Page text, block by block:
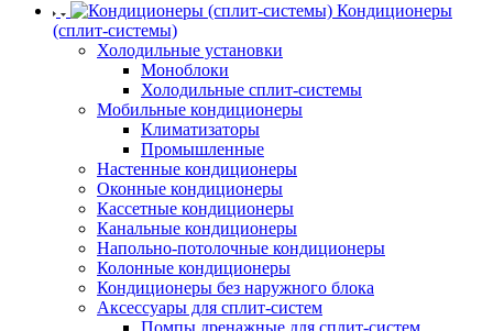
Кондиционеры
(сплит-системы)
Холодильные установки
Моноблоки
Холодильные сплит-системы
Мобильные кондиционеры
Климатизаторы
Промышленные
Настенные кондиционеры
Оконные кондиционеры
Кассетные кондиционеры
Канальные кондиционеры
Напольно-потолочные кондиционеры
Колонные кондиционеры
Кондиционеры без наружного блока
Аксессуары для сплит-систем
Помпы дренажные для сплит-систем